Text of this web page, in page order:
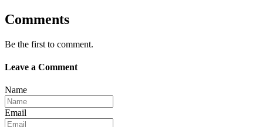
Comments
Be the first to comment.
Leave a Comment
Name
Email